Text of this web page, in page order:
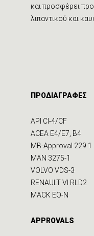
και προσφέρει
λιπαντικού και
ΠΡΟΔΙΑΓΡΑΦΕΣ
API CI-4/CF
ACEA E4/E7, B4
MB-Approval 229.1
MAN 3275-1
VOLVO VDS-3
RENAULT VI RLD2
MACK EO-N
APPROVALS